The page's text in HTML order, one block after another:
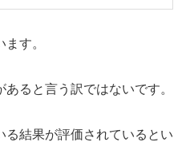
す。
ると言う訳ではないです。
る結果が評価されているとい